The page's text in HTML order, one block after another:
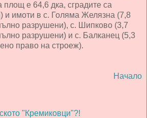
е 64,6 дка, сградите са
и имоти в с. Голяма Желязна (7,8
разрушени), с. Шипково (3,7
разрушени) и с. Балканец (5,3
право на строеж).
Начало
"Кремиковци"?!